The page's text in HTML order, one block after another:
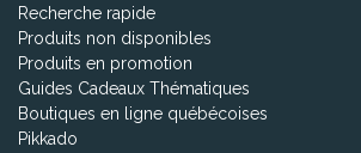
Recherche rapide
Produits non disponibles
Produits en promotion
Guides Cadeaux Thématiques
Boutiques en ligne québécoises
Pikkado